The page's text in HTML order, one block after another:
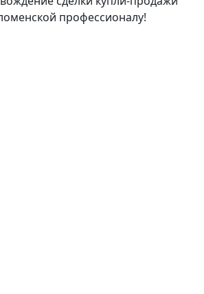
профессионалу!